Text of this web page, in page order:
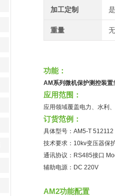
加工定制 是
重量
功能：
AM系列微机保护测控装置
应用范围：
应用领域覆盖电力、水利
订货范例：
具体型号：AM5-T 512112
技术要求：10kv变压器保
通讯协议：RS485接口
辅助电源：DC 220V
AM2功能配置